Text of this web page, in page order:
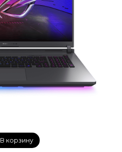
В корзину